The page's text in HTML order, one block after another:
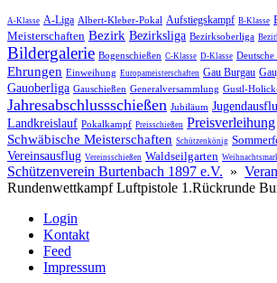
A-Klasse A-Liga Albert-Kleber-Pokal Aufstiegskampf B-Klasse
Meisterschaften Bezirk Bezirksliga Bezirksoberliga
Bildergalerie Bogenschießen C-Klasse D-Klasse Deutsche
Ehrungen Einweihung Europameisterschaften Gau Burgau
Gauoberliga Gauschießen Generalversammlung Gustl-
Jahres­abschluss­schießen Jubiläum
Landkreislauf Pokalkampf Preisschießen Preisverleihung
Schwäbische Meisterschaften Schützenkönig
Vereinsausflug Vereinsschießen Waldseilgarten
Schützenverein Burtenbach 1897 e.V. »
Rundenwettkampf Luftpistole 1.Rückrunde
Login
Kontakt
Feed
Impressum